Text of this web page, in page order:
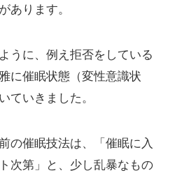
あります。
うに、例え拒否をしている
に催眠状態（変性意識状
ていきました。
の催眠技法は、「催眠に入
次第」と、少し乱暴なもの